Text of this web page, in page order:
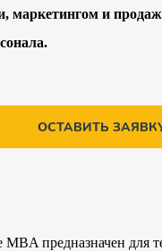
маркетингом и
ОСТАВИТЬ
MBA предназначен для